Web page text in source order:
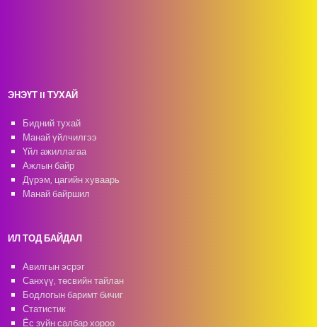
ЭНЭҮТ II ТУХАЙ
Бидний тухай
Манай үйлчилгээ
Үйл ажиллагаа
Ажлын байр
Дүрэм, цагийн хуваарь
Манай байршил
ИЛ ТОД БАЙДАЛ
Авилгын эсрэг
Санхүү, төсвийн тайлан
Бодлогын баримт бичиг
Статистик
Ёс зүйн салбар хороо